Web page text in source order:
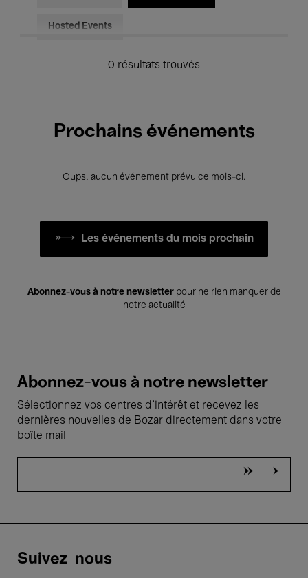
Hosted Events
0 résultats trouvés
Prochains événements
Oups, aucun événement prévu ce mois-ci.
Les événements du mois prochain
Abonnez-vous à notre newsletterpour ne rien manquer de
notre actualité
Abonnez-vous à notre newsletter
Sélectionnez vos centres d'intérêt et recevez les
dernières nouvelles de Bozar directement dans votre
boîte mail
Suivez-nous